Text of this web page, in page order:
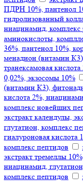
ПДРН 10%, пантенол
гидролизованный
ниацинамид, комплекс
аминокислоты,
36%, пантенол 10%,
менадион (витамин
транексамовая
0,02%, экзосомы 10%
(витамин К3),
кислота 2%,
комплекс новейших
экстракт календулы,
глутатион, комплекс
гиалуроновая кислота
комплекс пептидов
экстракт тремеллы
ниацинамид,
комплекс пептидов